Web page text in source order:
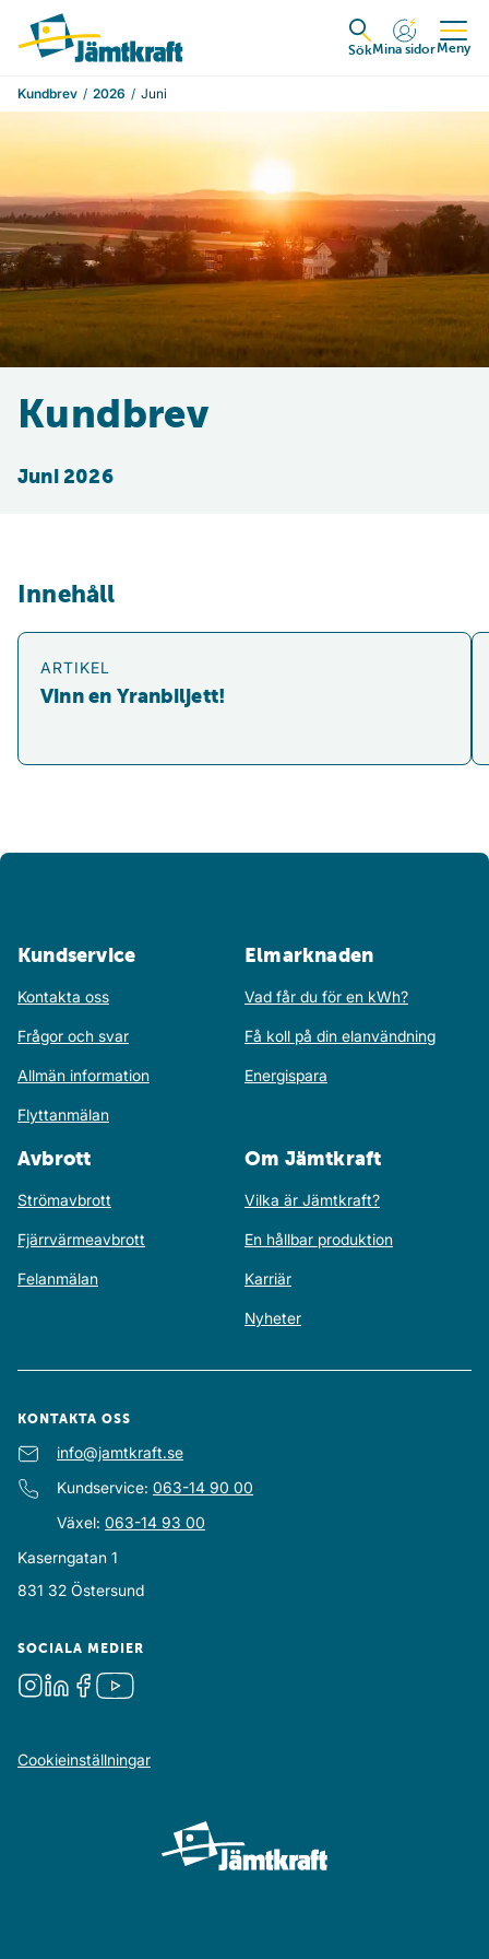
Hoppa till innehåll
Till startsidan
Expandera
SökMina sidorMeny
Kundbrev 2026 Juni
Kundbrev
Juni 2026
Innehåll
Vinn en Yranbiljett!
ARTIKEL
Vinn en Yranbiljett!
Kundservice
Kontakta oss
Frågor och svar
Allmän information
Flyttanmälan
Elmarknaden
Vad får du för en kWh?
Få koll på din elanvändning
Energispara
Avbrott
Strömavbrott
Fjärrvärmeavbrott
Felanmälan
Om Jämtkraft
Vilka är Jämtkraft?
En hållbar produktion
Karriär
Nyheter
KONTAKTA OSS
E-post:
info@jamtkraft.se
Kundservice: 063-14 90 00
Växel: 063-14 93 00
Kaserngatan 1
831 32 Östersund
SOCIALA MEDIER
Cookieinställningar